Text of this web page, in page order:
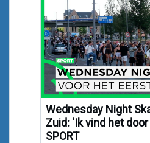
Wednesday Night
Zuid: 'Ik vind het
SPORT